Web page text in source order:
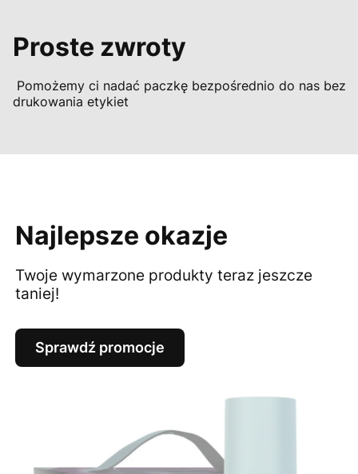
Proste zwroty
Pomożemy ci nadać paczkę bezpośrednio do nas bez
drukowania etykiet
Najlepsze okazje
Twoje wymarzone produkty teraz jeszcze
taniej!
Sprawdź promocje